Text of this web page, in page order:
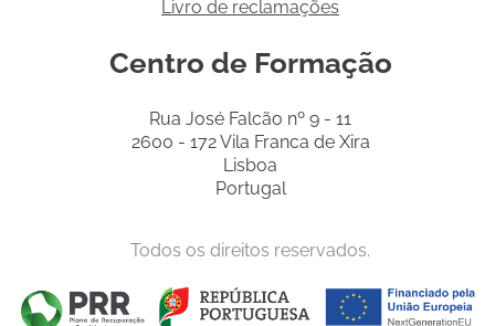
Livro de reclamações
Centro de Formação
Rua José Falcão nº 9 - 11
2600 - 172 Vila Franca de Xira
Lisboa
Portugal
Todos os direitos reservados.